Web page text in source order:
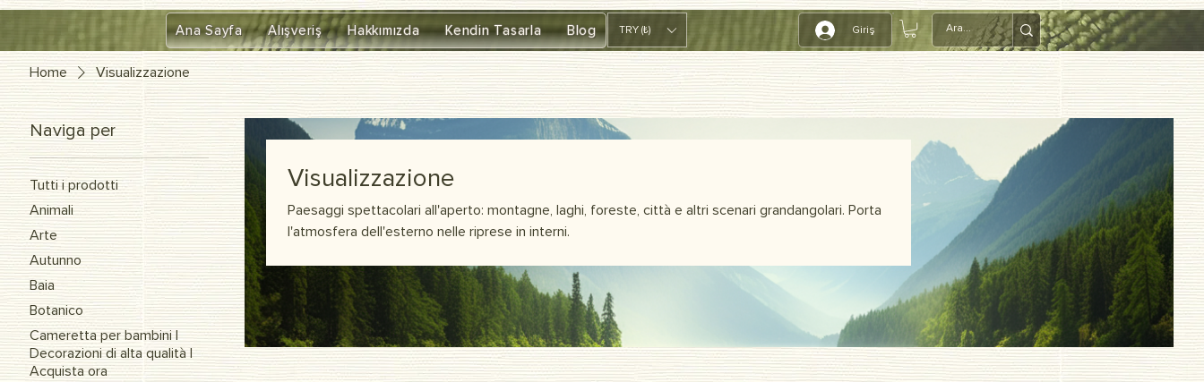
google-site-verification=diZDfQffI8VBmUt2rHnbkYDIrcztmWKEWt5_Om4tH5U
Ana Sayfa Alışveriş Hakkımızda Kendin Tasarla Blog TRY (₺) Giriş
Home Visualizzazione
Naviga per
Tutti i prodotti
Animali
Arte
Autunno
Baia
Botanico
Cameretta per bambini |
Decorazioni di alta qualità |
Acquista ora
Visualizzazione
Paesaggi spettacolari all'aperto: montagne, laghi, foreste, città e altri scenari grandangolari. Porta
l'atmosfera dell'esterno nelle riprese in interni.